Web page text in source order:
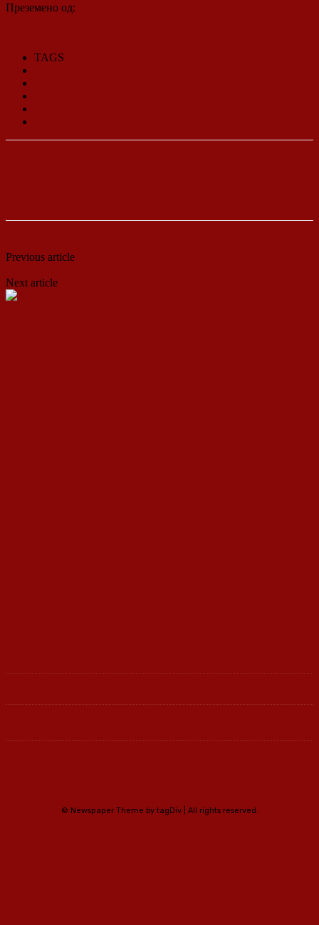
Преземено од:
TAGS
Previous article
Next article
© Newspaper Theme by tagDiv | All rights reserved.